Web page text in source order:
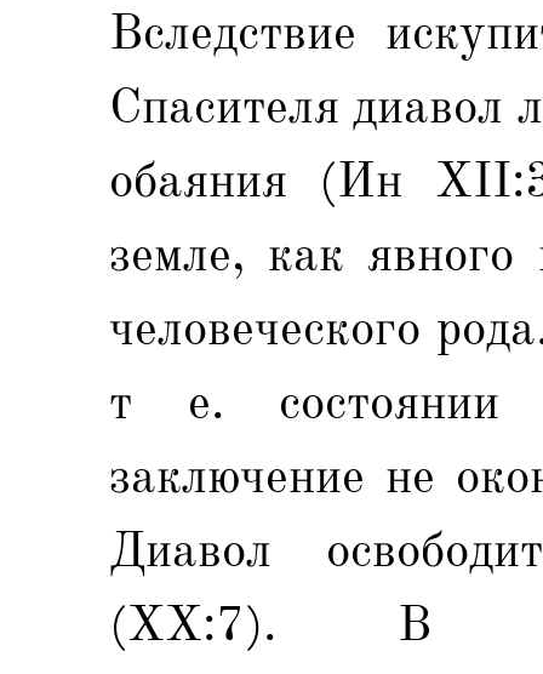
Вследствие
Спасителя диавол
обаяния (Ин
земле, как явного
человеческого
т е. состоянии
заключение не
Диавол
(XX:7). В